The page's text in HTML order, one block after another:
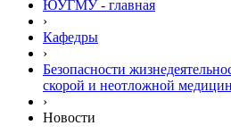
ЮУГМУ - главная
›
Кафедры
›
Безопасности
скорой и неотложной
›
Новости